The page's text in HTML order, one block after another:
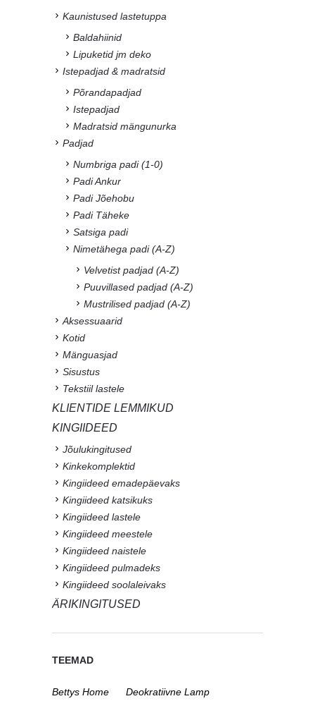
Kaunistused lastetuppa
Baldahiinid
Lipuketid jm deko
Istepadjad & madratsid
Põrandapadjad
Istepadjad
Madratsid mängunurka
Padjad
Numbriga padi (1-0)
Padi Ankur
Padi Jõehobu
Padi Täheke
Satsiga padi
Nimetähega padi (A-Z)
Velvetist padjad (A-Z)
Puuvillased padjad (A-Z)
Mustrilised padjad (A-Z)
Aksessuaarid
Kotid
Mänguasjad
Sisustus
Tekstiil lastele
KLIENTIDE LEMMIKUD
KINGIIDEED
Jõulukingitused
Kinkekomplektid
Kingiideed emadepäevaks
Kingiideed katsikuks
Kingiideed lastele
Kingiideed meestele
Kingiideed naistele
Kingiideed pulmadeks
Kingiideed soolaleivaks
ÄRIKINGITUSED
TEEMAD
Bettys Home
Deokratiivne Lamp